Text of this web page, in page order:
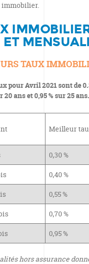
immobilier.
ET
TAUX
pour Avril 2021 sont de
20 ans et 0,95 % sur 25 ans.
Meilleur
0,30 %
0,40 %
0,55 %
0,70 %
0,95 %
hors assurance